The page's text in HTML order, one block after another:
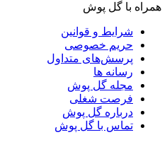
همراه با گل پوش
شرایط و قوانین
حریم خصوصی
پرسش‌های متداول
رسانه ها
مجله گل پوش
فرصت شغلی
درباره گل پوش
تماس با گل پوش